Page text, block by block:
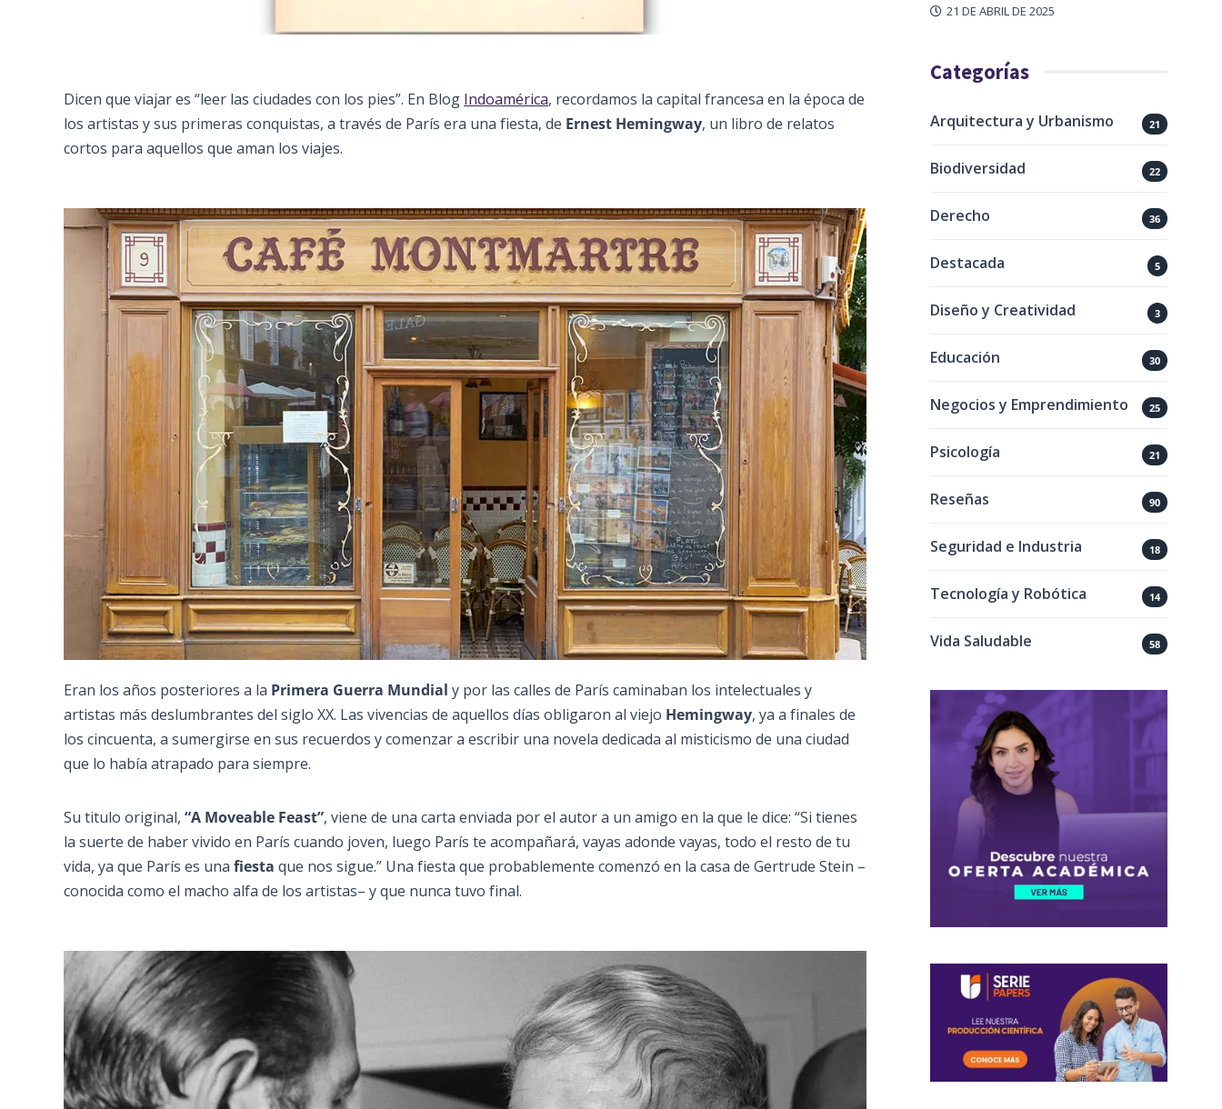
Dicen que viajar es “leer las ciudades con los pies”. En Blog Indoamérica, recordamos la capital francesa en la época de
los artistas y sus primeras conquistas, a través de París era una fiesta, de Ernest Hemingway, un libro de relatos
cortos para aquellos que aman los viajes.
Eran los años posteriores a la Primera Guerra Mundial y por las calles de París caminaban los intelectuales y
artistas más deslumbrantes del siglo XX. Las vivencias de aquellos días obligaron al viejo Hemingway, ya a finales de
los cincuenta, a sumergirse en sus recuerdos y comenzar a escribir una novela dedicada al misticismo de una ciudad
que lo había atrapado para siempre.
Su titulo original, “A Moveable Feast”, viene de una carta enviada por el autor a un amigo en la que le dice: “Si tienes
la suerte de haber vivido en París cuando joven, luego París te acompañará, vayas adonde vayas, todo el resto de tu
vida, ya que París es una fiesta que nos sigue.” Una fiesta que probablemente comenzó en la casa de Gertrude Stein –
conocida como el macho alfa de los artistas– y que nunca tuvo final.
21 DE ABRIL DE 2025
Categorías
Arquitectura y Urbanismo 21
Biodiversidad 22
Derecho 36
Destacada 5
Diseño y Creatividad 3
Educación 30
Negocios y Emprendimiento 25
Psicología 21
Reseñas 90
Seguridad e Industria 18
Tecnología y Robótica 14
Vida Saludable 58